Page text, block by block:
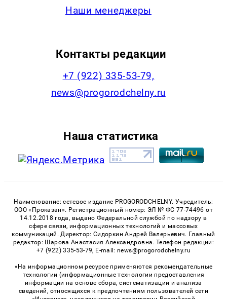
Наши менеджеры
Контакты редакции
+7 (922) 335-53-79,
news@progorodchelny.ru
Наша статистика
Наименование: сетевое издание PROGORODCHELNY. Учредитель:
ООО «Проказан». Регистрационный номер: ЭЛ № ФС 77-74496 от
14.12.2018 года, выдано Федеральной службой по надзору в
сфере связи, информационных технологий и массовых
коммуникаций. Директор: Сидоркин Андрей Валерьевич. Главный
редактор: Шарова Анастасия Александровна. Телефон редакции:
+7 (922) 335-53-79, E-mail: news@progorodchelny.ru
«На информационном ресурсе применяются рекомендательные
технологии (информационные технологии предоставления
информации на основе сбора, систематизации и анализа
сведений, относящихся к предпочтениям пользователей сети